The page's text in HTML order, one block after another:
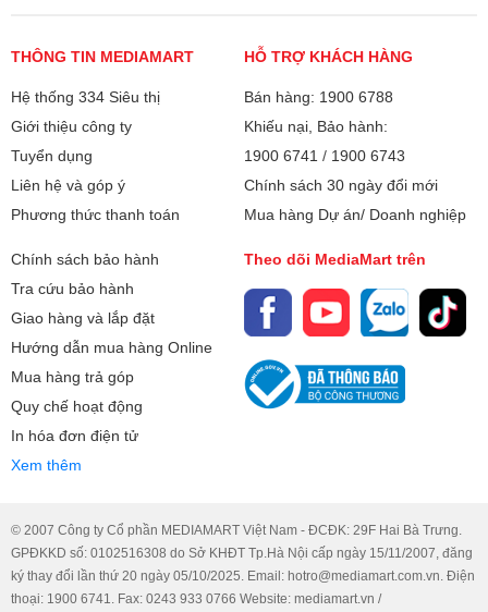
tính bảng:
Tương tác thông
minh:
Tự tìm điều khiển qua Voie
Tiện Ích:
Công nghệ hình
Công nghệ xử lý hình ảnh Chameleon
HDR 10 , Game mode
Lọc ánh sáng xanh
Chống Nhấp Nháy
Công nghệ âm
thanh:
Bảo hành 2 năm
THÔNG TIN MEDIAMART
Hệ thống 334 Siêu thị
Giới thiệu công ty
Tuyển dụng
Liên hệ và góp ý
Phương thức thanh toán
HỖ TRỢ KHÁCH HÀNG
Bán hàng: 1900 6788
Khiếu nại, Bảo hành:
1900 6741 / 1900 6743
Chính sách 30 ngày đổi mới
Mua hàng Dự án/ Doanh nghiệp
Chính sách bảo hành
Tra cứu bảo hành
Giao hàng và lắp đặt
Hướng dẫn mua hàng Online
Mua hàng trả góp
Quy chế hoạt động
In hóa đơn điện tử
Xem thêm
Theo dõi MediaMart trên
© 2007 Công ty Cổ phần MEDIAMART Việt Nam - ĐCĐK: 29F Hai Bà Trưng.
GPĐKKD số: 0102516308 do Sở KHĐT Tp.Hà Nội cấp ngày 15/11/2007, đăng
ký thay đổi lần thứ 20 ngày 05/10/2025. Email: hotro@mediamart.com.vn. Điện
thoại: 1900 6741. Fax: 0243 933 0766 Website: mediamart.vn /